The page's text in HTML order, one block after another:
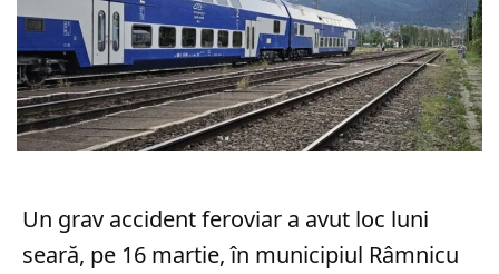
Un grav accident feroviar a avut loc luni
seară, pe 16 martie, în municipiul Râmnicu